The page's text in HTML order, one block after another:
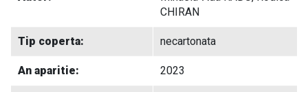
CHIRAN
Tip coperta: necartonata
An aparitie: 2023